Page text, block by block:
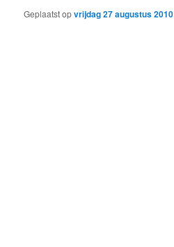
Geplaatst opvrijdag 27 augustus 2010